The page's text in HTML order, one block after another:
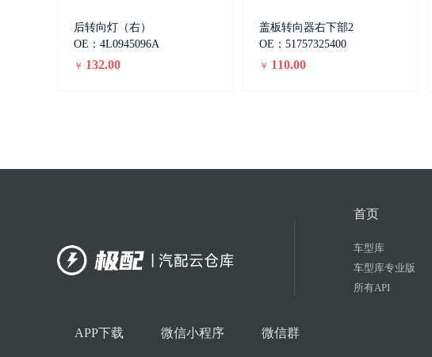
后转向灯（右）
OE：4L0945096A
￥ 132.00
盖板转向器右下部2
OE：51757325400
￥ 110.00
首页
车型库
车型库专业版
所有API
APP下载 微信小程序 微信群